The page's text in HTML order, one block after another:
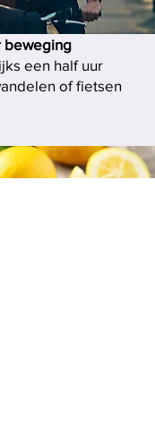
beweging
een half uur
of fietsen